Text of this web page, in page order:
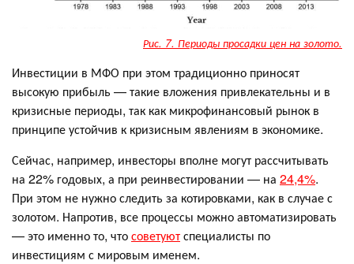
Рис. 7. Периоды просадки цен на золото.
Инвестиции в МФО при этом традиционно приносят
высокую прибыль — такие вложения привлекательны и в
кризисные периоды, так как микрофинансовый рынок в
принципе устойчив к кризисным явлениям в экономике.
Сейчас, например, инвесторы вполне могут рассчитывать
на 22% годовых, а при реинвестировании — на 24,4%.
При этом не нужно следить за котировками, как в случае с
золотом. Напротив, все процессы можно автоматизировать
— это именно то, чтосоветуютспециалисты по
инвестициям с мировым именем.